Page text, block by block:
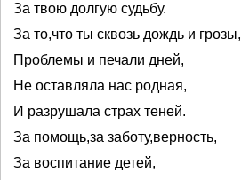
За твою долгую судьбу.
За то,что ты сквозь дождь и грозы,
Проблемы и печали дней,
Не оставляла нас родная,
И разрушала страх теней.
За помощь,за заботу,верность,
За воспитание детей,